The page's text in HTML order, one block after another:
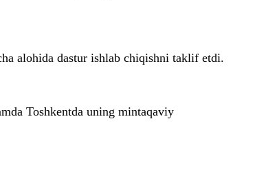
alohida dastur ishlab chiqishni taklif etdi.
Toshkentda uning mintaqaviy